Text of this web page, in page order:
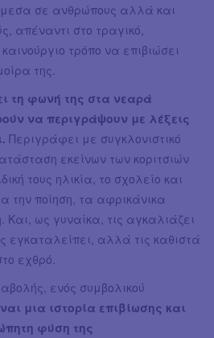
σε ανθρώπους αλλά και
απέναντι στο τραγικό,
τρόπο να επιβιώσει
της.
τη φωνή της στα νεαρά
να περιγράψουν με λέξεις
Περιγράφει με συγκλονιστικό
εκείνων των κοριτσιών
τους ηλικία, το σχολείο και
την ποίηση, τα αφρικάνικα
ως γυναίκα, τις αγκαλιάζει
εγκαταλείπει, αλλά τις καθιστά
εχθρό.
ενός συμβολικού
μια ιστορία επιβίωσης και
φύση της